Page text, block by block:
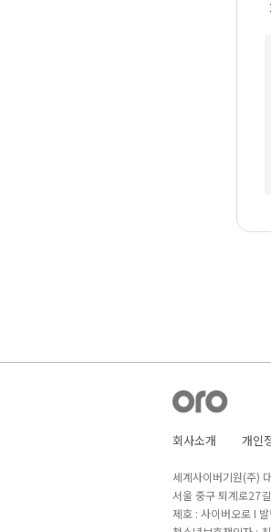
회사소개 개인
세계사이버기원(주)
서울 중구 퇴계로27
제호 : 사이버오로 I